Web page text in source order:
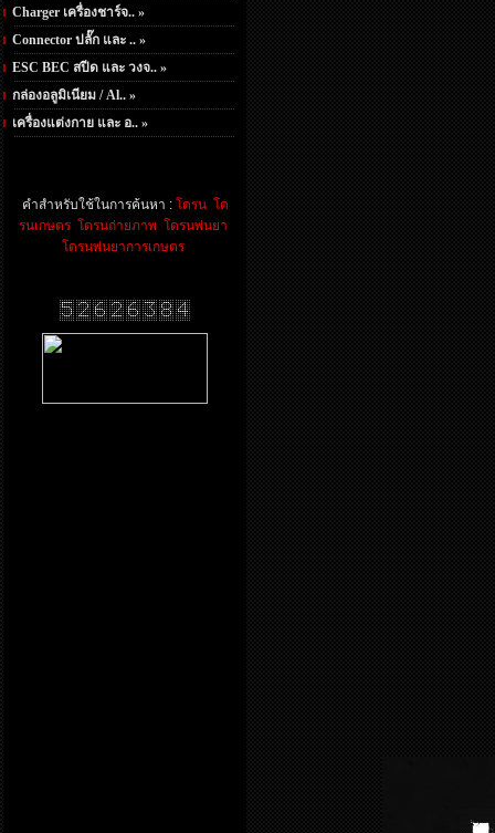
Charger เครื่องชาร์จ.. »
Connector ปลั๊ก และ .. »
ESC BEC สปีด และ วงจ.. »
กล่องอลูมิเนียม / Al.. »
เครื่องแต่งกาย และ อ.. »
คำสำหรับใช้ในการค้นหา : โดรน โด
รนเกษตร โดรนถ่ายภาพ โดรนพ่นยา
โดรนพ่นยาการเกษตร